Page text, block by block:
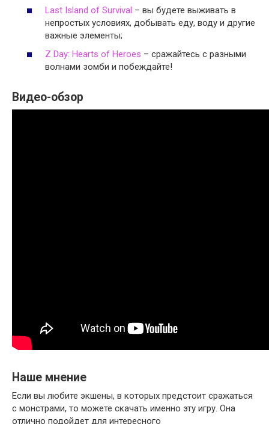
Last Island of Survival – вы будете выживать в
непростых условиях, добывать еду, воду и другие
важные элементы;
Z Day: Hearts of Heroes – сражайтесь с разными
волнами зомби и побеждайте!
Видео-обзор
Наше мнение
Если вы любите экшены, в которых предстоит сражаться
с монстрами, то можете скачать именно эту игру. Она
отлично подойдет для интересного